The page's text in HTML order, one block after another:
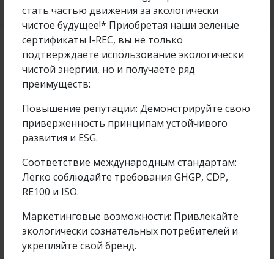
стать частью движения за экологически
чистое будущее!* Приобретая наши зеленые
сертификаты I-REC, вы не только
подтверждаете использование экологически
чистой энергии, но и получаете ряд
преимуществ:
Повышение репутации: Демонстрируйте свою
приверженность принципам устойчивого
развития и ESG.
Соответствие международным стандартам:
Легко соблюдайте требования GHGP, CDP,
RE100 и ISO.
Маркетинговые возможности: Привлекайте
экологически сознательных потребителей и
укрепляйте свой бренд.
Проекты компании
ЭКСПЛУАТАЦИЯ СЭС 1 МВТ В Г. АЛМАТЫ НА
ТЕРРИТОРИИ СПЕЦИАЛЬНОЙ...
13 декабря 2024